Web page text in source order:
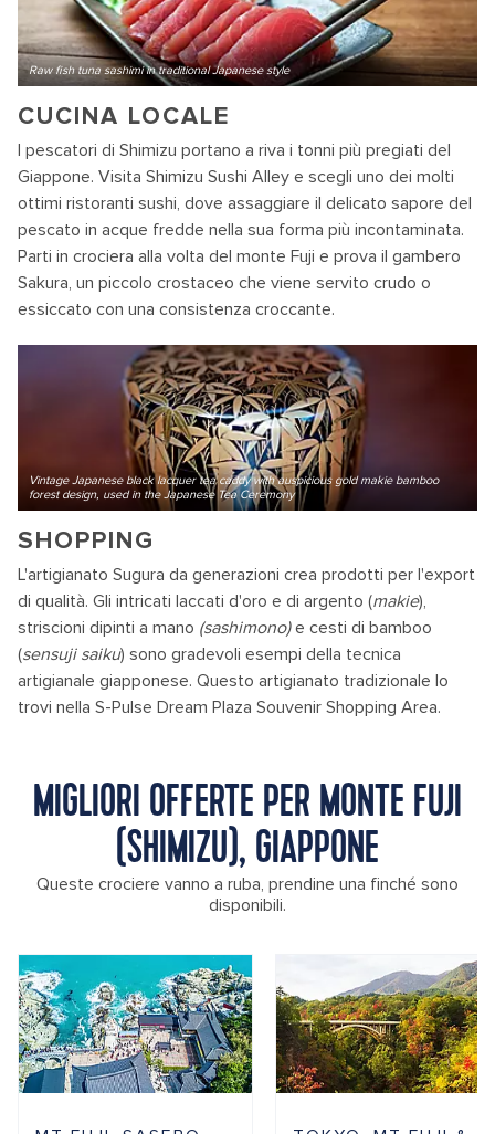
Raw fish tuna sashimi in traditional Japanese style
CUCINA LOCALE
I pescatori di Shimizu portano a riva i tonni più pregiati del
Giappone. Visita Shimizu Sushi Alley e scegli uno dei molti
ottimi ristoranti sushi, dove assaggiare il delicato sapore del
pescato in acque fredde nella sua forma più incontaminata.
Parti in crociera alla volta del monte Fuji e prova il gambero
Sakura, un piccolo crostaceo che viene servito crudo o
essiccato con una consistenza croccante.
Vintage Japanese black lacquer tea caddy with auspicious gold makie bamboo
forest design, used in the Japanese Tea Ceremony
SHOPPING
L'artigianato Sugura da generazioni crea prodotti per l'export
di qualità. Gli intricati laccati d'oro e di argento (makie),
striscioni dipinti a mano (sashimono)e cesti di bamboo
(sensuji saiku) sono gradevoli esempi della tecnica
artigianale giapponese. Questo artigianato tradizionale lo
trovi nella S-Pulse Dream Plaza Souvenir Shopping Area.
MIGLIORI OFFERTE PER MONTE FUJI
(SHIMIZU), GIAPPONE
Queste crociere vanno a ruba, prendine una finché sono
disponibili.